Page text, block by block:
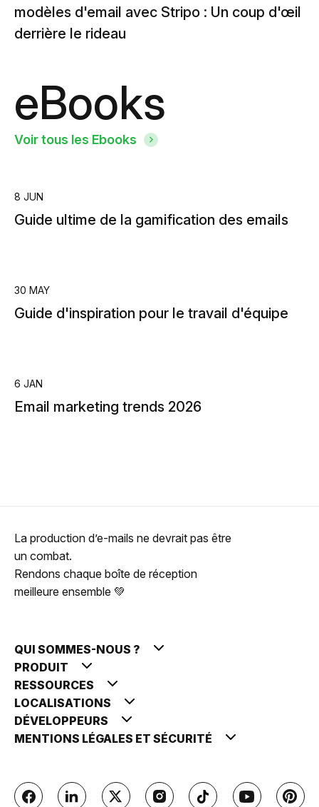
modèles d'email avec Stripo : Un coup d'œil
derrière le rideau
eBooks
Voir tous les Ebooks
8 JUN
Guide ultime de la gamification des emails
30 MAY
Guide d'inspiration pour le travail d'équipe
6 JAN
Email marketing trends 2026
La production d’e-mails ne devrait pas être
un combat.
Rendons chaque boîte de réception
meilleure ensemble 💚
QUI SOMMES-NOUS ?
PRODUIT
RESSOURCES
LOCALISATIONS
DÉVELOPPEURS
MENTIONS LÉGALES ET SÉCURITÉ